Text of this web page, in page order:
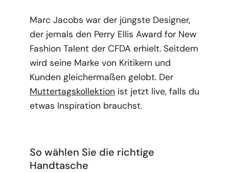
Marc Jacobs war der jüngste Designer,
der jemals den Perry Ellis Award for New
Fashion Talent der CFDA erhielt. Seitdem
wird seine Marke von Kritikern und
Kunden gleichermaßen gelobt. Der
Muttertagskollektion ist jetzt live, falls du
etwas Inspiration brauchst.
So wählen Sie die richtige
Handtasche